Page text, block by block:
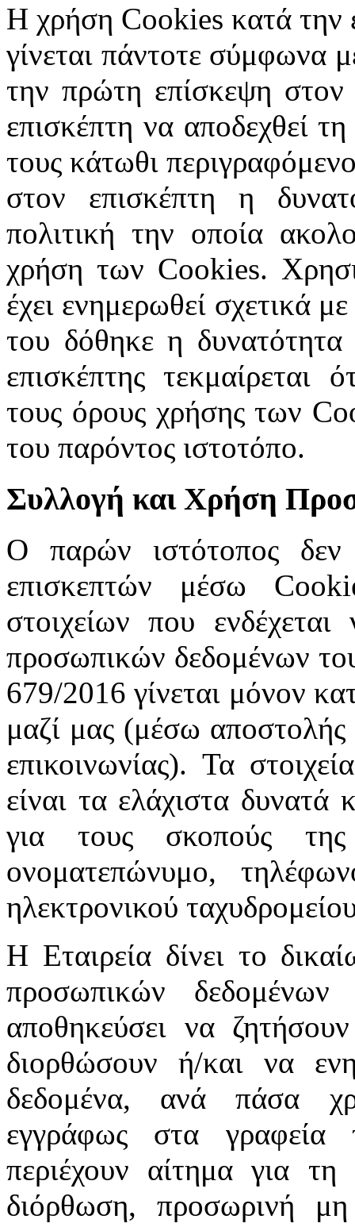
Η χρήση Cookies κατά την
γίνεται πάντοτε σύμφωνα
την πρώτη επίσκεψη στον
επισκέπτη να αποδεχθεί
τους κάτωθι
στον επισκέπτη η
πολιτική την οποία
χρήση των Cookies.
έχει ενημερωθεί σχετικά
του δόθηκε η
επισκέπτης τεκμαίρεται
τους όρους χρήσης των
του παρόντος ιστοτόπο.
Συλλογή και Χρήση
Ο παρών ιστότοπος δεν
επισκεπτών μέσω
στοιχείων που
προσωπικών δεδομένων
679/2016 γίνεται μόνον
μαζί μας (μέσω
επικοινωνίας). Τα
είναι τα ελάχιστα
για τους σκοπούς της
ονοματεπώνυμο,
ηλεκτρονικού
Η Εταιρεία δίνει το
προσωπικών
αποθηκεύσει να
διορθώσουν ή/και να
δεδομένα, ανά πάσα
εγγράφως στα γραφεία
περιέχουν αίτημα για τη
διόρθωση, προσωρινή